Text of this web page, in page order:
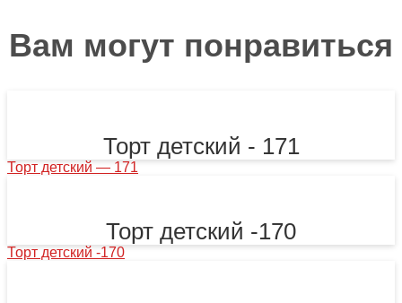
Вам могут понравиться
Торт детский - 171
Торт детский — 171
Торт детский -170
Торт детский -170